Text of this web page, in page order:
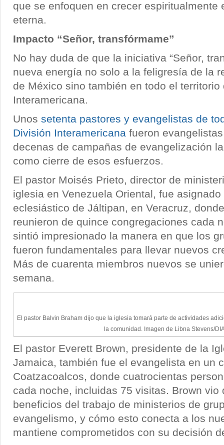
que se enfoquen en crecer espiritualmente
eterna.
Impacto “Señor, transfórmame”
No hay duda de que la iniciativa “Señor,
nueva energía no solo a la feligresía de la
de México sino también en todo el territorio
Interamericana.
Unos setenta pastores y evangelistas de
División Interamericana fueron
decenas de campañas de evangelización
como cierre de esos esfuerzos.
El pastor Moisés Prieto, director de
iglesia en Venezuela Oriental, fue
eclesiástico de Jáltipan, en Veracruz,
reunieron de quince congregaciones cada
sintió impresionado la manera en que los
fueron fundamentales para llevar nuevos
Más de cuarenta miembros nuevos se
semana.
El pastor Balvin Braham dijo que la iglesia tomará parte de actividades
la comunidad. Imagen de Libna Stevens/
El pastor Everett Brown, presidente de la
Jamaica, también fue el evangelista en un
Coatzacoalcos, donde cuatrocientas
cada noche, incluidas 75 visitas. Brown vio
beneficios del trabajo de ministerios de
evangelismo, y cómo esto conecta a los
mantiene comprometidos con su decisión